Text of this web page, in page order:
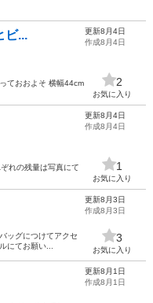
ビ...
ておおよそ 横幅44cm
更新8月4日
作成8月4日
2
お気に入り
れの残量は写真にて
更新8月4日
作成8月4日
1
お気に入り
ッグにつけてアクセ
にてお願い...
更新8月3日
作成8月3日
3
お気に入り
更新8月1日
作成8月1日